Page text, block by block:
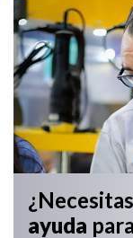
¿Necesitas
ayuda